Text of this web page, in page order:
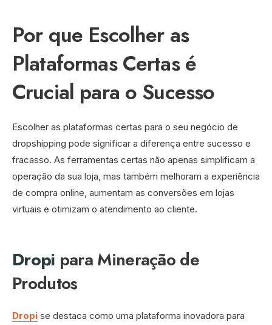
Por que Escolher as
Plataformas Certas é
Crucial para o Sucesso
Escolher as plataformas certas para o seu negócio de
dropshipping pode significar a diferença entre sucesso e
fracasso. As ferramentas certas não apenas simplificam a
operação da sua loja, mas também melhoram a experiência
de compra online, aumentam as conversões em lojas
virtuais e otimizam o atendimento ao cliente.
Dropi para Mineração de
Produtos
Dropi se destaca como uma plataforma inovadora para